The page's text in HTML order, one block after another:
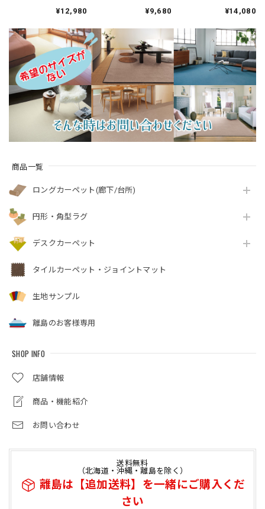
商品一覧
ロングカーペット(廊下/台所)
円形・角型ラグ
デスクカーペット
タイルカーペット・ジョイントマット
生地サンプル
離島のお客様専用
SHOP INFO
店舗情報
商品・機能紹介
お問い合わせ
送料無料
（北海道・沖縄・離島を除く）
離島は【追加送料】を一緒にご購入くだ
さい
オイを365日サイクル
レッシュ®2」スミノ
エ 消臭カーペット 全
3色 防炎ラベル付『ウ
ールスコット マドラ
ス/WS-M』
¥12,980
＋抗菌」のダブル効
を90％以上カット！
インテリアコーディ
ネートしやすいシン
プルな無地ループタ
イプ 全3色 防炎ラベ
ル付『アスポップ
ル/PPL』
¥9,680
＋抗菌」のダブル効
を90％以上カット！
シックな濃淡カラー
の杢調 ドットデザイ
ン 全4色 防炎ラベル
付『アスエポッ
ク/EPC』
¥14,080